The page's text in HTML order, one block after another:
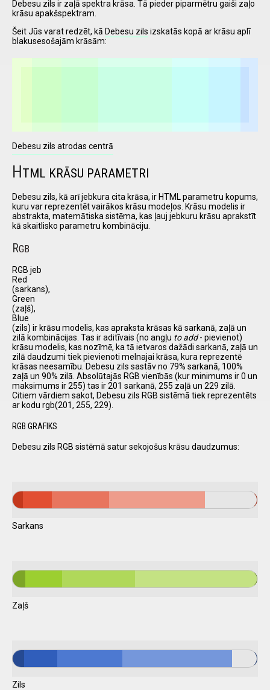
I have
read and
Debesu zils ir zaļā spektra krāsa. Tā pieder piparmētru gaiši zaļo
krāsu apakšspektram.
Šeit Jūs varat redzēt, kā Debesu zils izskatās kopā ar krāsu aplī
blakusesošajām krāsām:
Debesu zils atrodas centrā
HTML KRĀSU PARAMETRI
Debesu zils, kā arī jebkura cita krāsa, ir HTML parametru kopums,
kuru var reprezentēt vairākos krāsu modeļos. Krāsu modelis ir
abstrakta, matemātiska sistēma, kas ļauj jebkuru krāsu aprakstīt
kā skaitlisko parametru kombināciju.
RGB
RGB jeb
Red
(sarkans),
Green
(zaļš),
Blue
(zils) ir krāsu modelis, kas apraksta krāsas kā sarkanā, zaļā un
zilā kombinācijas. Tas ir aditīvais (no angļu to add- pievienot)
krāsu modelis, kas nozīmē, ka tā ietvaros dažādi sarkanā, zaļā un
zilā daudzumi tiek pievienoti melnajai krāsa, kura reprezentē
krāsas neesamību. Debesu zils sastāv no 79% sarkanā, 100%
zaļā un 90% zilā. Absolūtajās RGB vienībās (kur minimums ir 0 un
maksimums ir 255) tas ir 201 sarkanā, 255 zaļā un 229 zilā.
Citiem vārdiem sakot, Debesu zils RGB sistēmā tiek reprezentēts
ar kodu rgb(201, 255, 229).
RGB GRAFIKS
Debesu zils RGB sistēmā satur sekojošus krāsu daudzumus:
Sarkans
Zaļš
Zils